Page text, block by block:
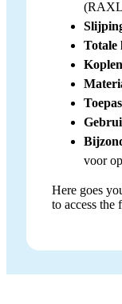
Totale
voor
Here goes
to access the